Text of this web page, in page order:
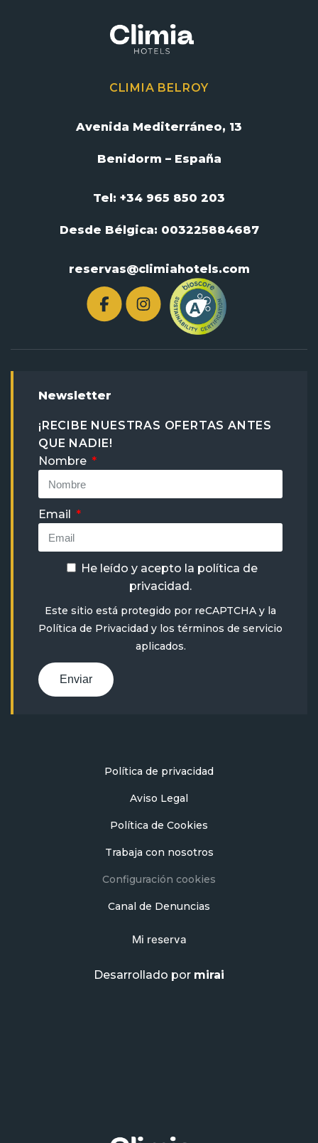
CLIMIA BELROY
Avenida Mediterráneo, 13
Benidorm – España
Tel: +34 965 850 203
Desde Bélgica: 003225884687
reservas@climiahotels.com
Newsletter
¡RECIBE NUESTRAS OFERTAS ANTES
QUE NADIE!
Nombre
Email
He leído y acepto la política de
privacidad .
Este sitio está protegido por reCAPTCHA y la
Política de Privacidad y los términos de servicio
aplicados.
Enviar
Política de privacidad
Aviso Legal
Política de Cookies
Trabaja con nosotros
Configuración cookies
Canal de Denuncias
Mi reserva
Desarrollado por mirai